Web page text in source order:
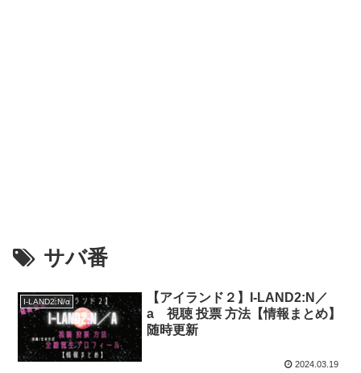
サバ番
I-LAND2:N/α
【アイランド２】I-LAND2:N／
a 視聴 投票 方法【情報まとめ】
随時更新
2024.03.19